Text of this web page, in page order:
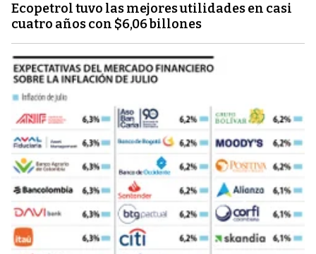
Ecopetrol tuvo las mejores utilidades en casi
cuatro años con $6,06 billones